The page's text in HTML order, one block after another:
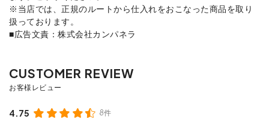
※当店では、正規のルートから仕入れをおこなった商品を取り
扱っております。
■広告文責：株式会社カンパネラ
4.75 8件